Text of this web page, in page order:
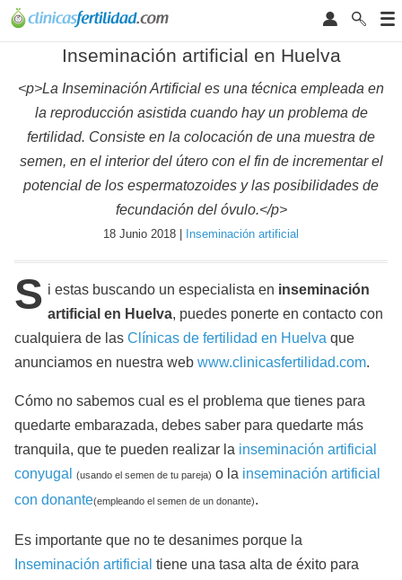
Inseminación artificial en Huelva
<p>La Inseminación Artificial es una técnica empleada en
la reproducción asistida cuando hay un problema de
fertilidad. Consiste en la colocación de una muestra de
semen, en el interior del útero con el fin de incrementar el
potencial de los espermatozoides y las posibilidades de
fecundación del óvulo.</p>
18 Junio 2018 | Inseminación artificial
S i estas buscando un especialista en inseminación
artificial en Huelva, puedes ponerte en contacto con
cualquiera de las Clínicas de fertilidad en Huelva que
anunciamos en nuestra web www.clinicasfertilidad.com.
Cómo no sabemos cual es el problema que tienes para
quedarte embarazada, debes saber para quedarte más
tranquila, que te pueden realizar la inseminación artificial
conyugal
(usando el semen de tu pareja) o la inseminación artificial
con donante(empleando el semen de un donante).
Es importante que no te desanimes porque la
Inseminación artificial tiene una tasa alta de éxito para